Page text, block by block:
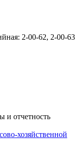
2-00-62, 2-00-63
и отчетность
хозяйственной